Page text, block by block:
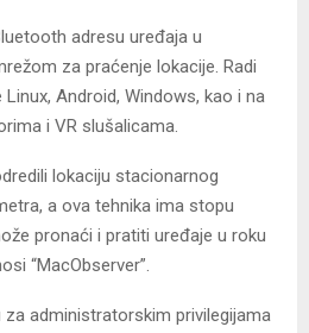
adresu uređaja u
za praćenje lokacije. Radi
Android, Windows, kao i na
i VR slušalicama.
lokaciju stacionarnog
a ova tehnika ima stopu
pronaći i pratiti uređaje u roku
“MacObserver”.
administratorskim privilegijama